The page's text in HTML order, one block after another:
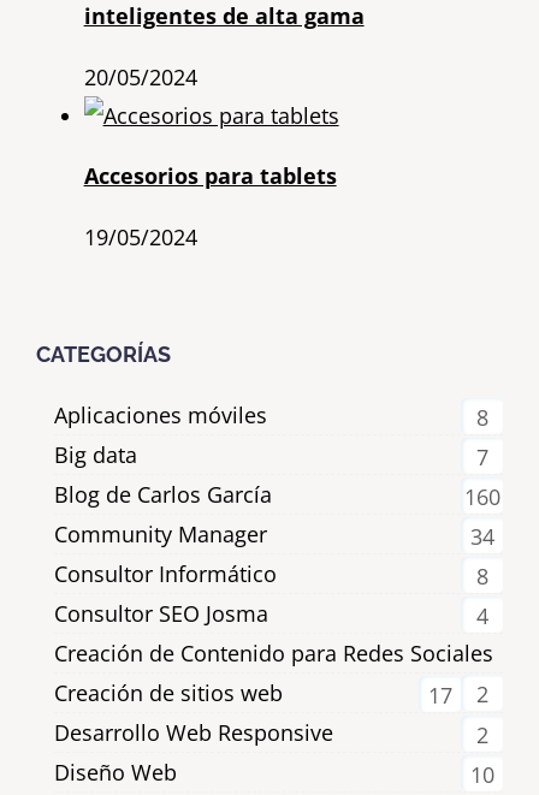
inteligentes de alta gama
20/05/2024
Accesorios para tablets
19/05/2024
CATEGORÍAS
Aplicaciones móviles
8
Big data
7
Blog de Carlos García
160
Community Manager
34
Consultor Informático
8
Consultor SEO Josma
4
Creación de Contenido para Redes Sociales
2
Creación de sitios web
17
Desarrollo Web Responsive
2
Diseño Web
10